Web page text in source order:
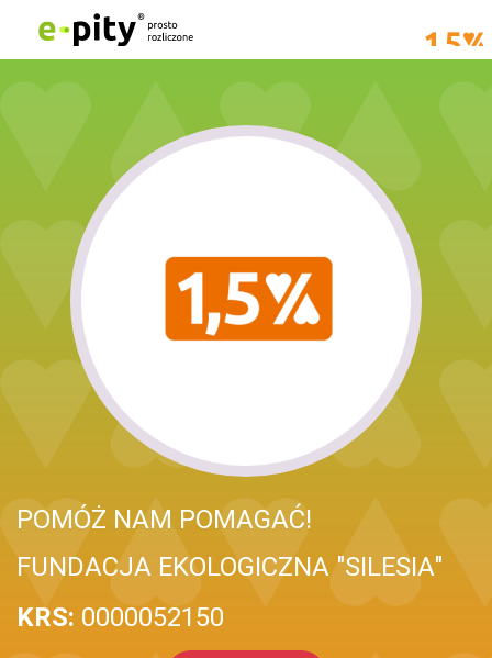
POMÓŻ NAM POMAGAĆ!
FUNDACJA EKOLOGICZNA "SILESIA"
KRS: 0000052150